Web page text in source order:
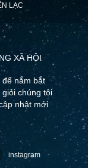
LẠC
XÃ HỘI
để nắm bắt
chúng tôi
nhật mới
instagram